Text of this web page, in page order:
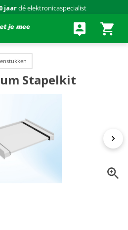
jaardé elektronicaspecialist
Stapelkit